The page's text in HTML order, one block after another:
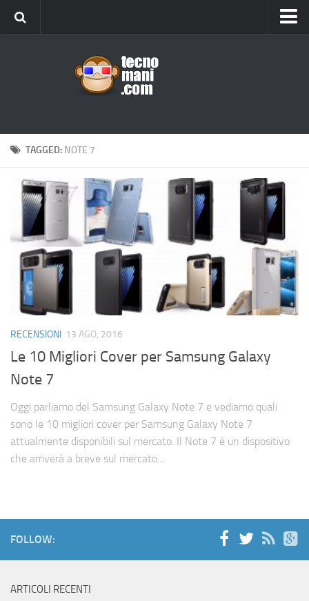
Windows
Cellulari
Gadget
Recensioni
Contact Us
Privacy
Cerca
TAGGED: NOTE 7
RECENSIONI 13 AGO, 2016
Le 10 Migliori Cover per Samsung Galaxy
Note 7
Oggi parliamo del Samsung Galaxy Note 7 e vediamo quali
sono le 10 migliori cover per Samsung Galaxy Note 7
attualmente disponibili sul mercato. Il Note 7 è un dispositivo
che arriverà a breve sul mercato...
FOLLOW:
ARTICOLI RECENTI